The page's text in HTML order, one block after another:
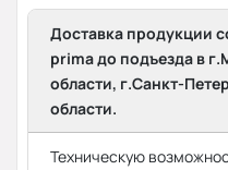
Доставка продукции
prima до подъезда в
области, г.Санкт-
области.
Техническую